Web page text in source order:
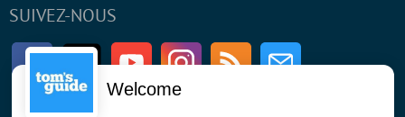
SUIVEZ-NOUS
FacebookTwitter Youtube InstagramRSS Newsletter
Welcome